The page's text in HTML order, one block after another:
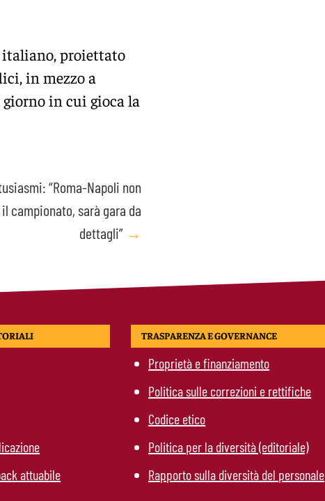
italiano, proiettato
in mezzo a
giorno in cui gioca la
“Roma-Napoli non
campionato, sarà gara da
dettagli” →
attuabile
TRASPARENZA E GOVERNANCE
Proprietà e finanziamento
Politica sulle correzioni e rettifiche
Codice etico
Politica per la diversità (editoriale)
Rapporto sulla diversità del personale